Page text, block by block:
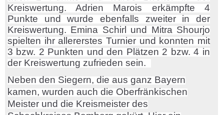
Kreiswertung. Adrien Marois erkämpfte 4
Punkte und wurde ebenfalls zweiter in der
Kreiswertung. Emina Schirl und Mitra Shourjo
spielten ihr allererstes Turnier und konnten mit
3 bzw. 2 Punkten und den Plätzen 2 bzw. 4 in
der Kreiswertung zufrieden sein.
Neben den Siegern, die aus ganz Bayern
kamen, wurden auch die Oberfränkischen
Meister und die Kreismeister des